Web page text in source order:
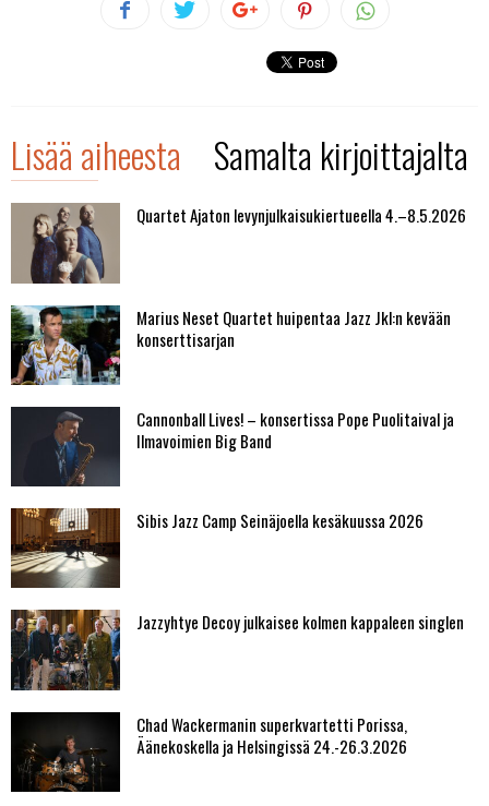
Lisää aiheesta Samalta kirjoittajalta
Quartet Ajaton levynjulkaisukiertueella 4.–8.5.2026
Marius Neset Quartet huipentaa Jazz Jkl:n kevään
konserttisarjan
Cannonball Lives! – konsertissa Pope Puolitaival ja
Ilmavoimien Big Band
Sibis Jazz Camp Seinäjoella kesäkuussa 2026
Jazzyhtye Decoy julkaisee kolmen kappaleen singlen
Chad Wackermanin superkvartetti Porissa,
Äänekoskella ja Helsingissä 24.-26.3.2026